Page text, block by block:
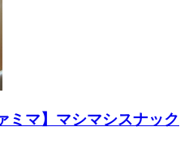
ミマ】マシマシスナック